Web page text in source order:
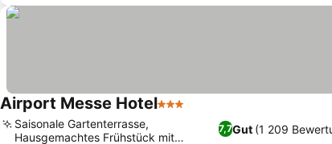
Airport Messe Hotel3 Sterne
7,7Gut (1 209
Saisonale Gartenterrasse,
Hausgemachtes Frühstück mit